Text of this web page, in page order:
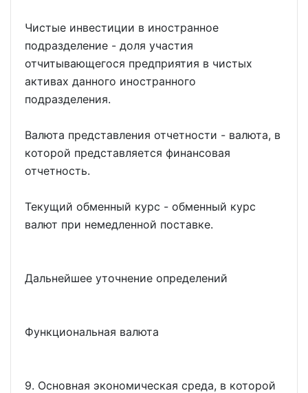
Чистые инвестиции в иностранное
подразделение - доля участия
отчитывающегося предприятия в чистых
активах данного иностранного
подразделения.
Валюта представления отчетности - валюта, в
которой представляется финансовая
отчетность.
Текущий обменный курс - обменный курс
валют при немедленной поставке.
Дальнейшее уточнение определений
Функциональная валюта
9. Основная экономическая среда, в которой